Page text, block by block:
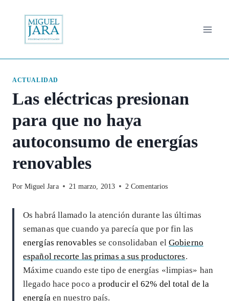
contenido
ACTUALIDAD
Las eléctricas presionan
para que no haya
autoconsumo de energías
renovables
Por Miguel Jara 21 marzo, 2013 2 Comentarios
Os habrá llamado la atención durante las últimas
semanas que cuando ya parecía que por fin las
energías renovables se consolidaban el Gobierno
español recorte las primas a sus productores.
Máxime cuando este tipo de energías «limpias» han
llegado hace poco aproducir el 62% del total de la
energía en nuestro país.